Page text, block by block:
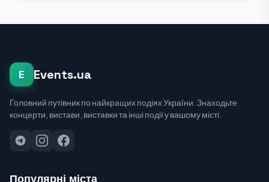
E Events.ua
Головний путівник по найкращих подіях України. Знаходьте
концерти, вистави, виставки та інші події у вашому місті.
Популярні міста